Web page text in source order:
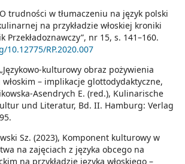
trudności w tłumaczeniu na język polski
na przykładzie włoskiej kroniki
Przekładoznawczy”, nr 15, s. 141–160.
RP.2020.007
kulturowy obraz pożywienia
włoskim – implikacje glottodydaktyczne,
Asendrych E. (red.), Kulinarische
und Literatur, Bd. II. Hamburg: Verlag
Sz. (2023), Komponent kulturowy w
na zajęciach z języka obcego na
na przykładzie języka włoskiego –